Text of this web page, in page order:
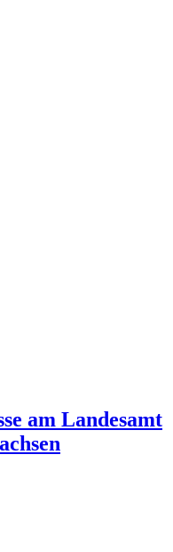
am Landesamt